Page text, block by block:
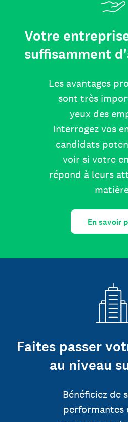
Votre
suffisamment
Les avantages
sont très
yeux des
Interrogez vos
candidats
voir si votre
répond à leurs
En savoir
Faites passer
au niveau
Bénéficiez de
performantes